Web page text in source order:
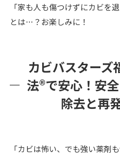
「家も人も傷つけずにカビを
とは…？お楽しみに！
カビバスターズ
法®で安心！安
除去と再
「カビは怖い、でも強い薬剤